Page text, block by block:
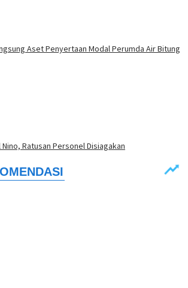
Aset Penyertaan Modal Perumda Air Bitung
Nino, Ratusan Personel Disiagakan